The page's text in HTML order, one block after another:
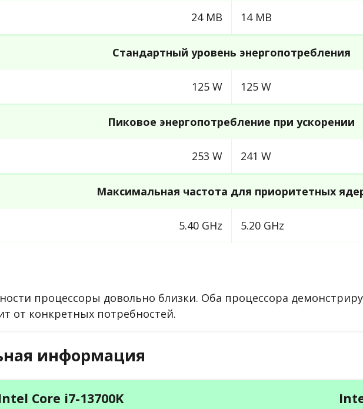
24 MB 14 MB
Стандартный уровень энергопотребления
125 W 125 W
Пиковое энергопотребление при ускорении
253 W 241 W
Максимальная частота для приоритетных
5.40 GHz 5.20 GHz
процессоры довольно близки. Оба процессора
от конкретных потребностей.
информация
Core i7-13700K